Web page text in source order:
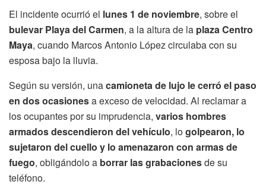
El incidente ocurrió el lunes 1 de noviembre, sobre el
bulevar Playa del Carmen, a la altura de la plaza Centro
Maya, cuando Marcos Antonio López circulaba con su
esposa bajo la lluvia.
Según su versión, unacamioneta de lujo le cerró el paso
en dos ocasionesa exceso de velocidad. Al reclamar a
los ocupantes por su imprudencia, varios hombres
armados descendieron del vehículo, logolpearon, lo
sujetaron del cuello y lo amenazaron con armas de
fuego, obligándolo a borrar las grabacionesde su
teléfono.